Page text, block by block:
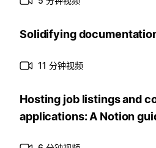
Solidifying
11 分钟视频
Hosting job listings and
applications: A Notion